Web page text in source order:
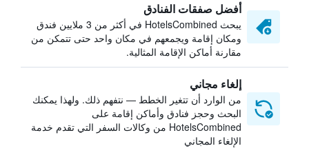
أفضل صفقات الفنادق
يبحث HotelsCombined في أكثر من 3 ملايين فندق
ومكان إقامة ويجمعهم في مكان واحد حتى تتمكن من
مقارنة أماكن الإقامة المثالية.
إلغاء مجاني
من الوارد أن تتغير الخطط — نتفهم ذلك. ولهذا يمكنك
البحث وحجز فنادق وأماكن إقامة على
HotelsCombined من وكالات السفر التي تقدم خدمة
الإلغاء المجاني